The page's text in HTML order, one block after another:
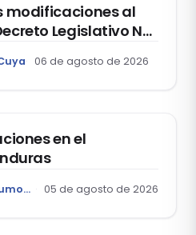
modificaciones al
Legislativo Nº
el Régimen de
06 de agosto de 2026
en el
Austin Ricardo Beaumont Rivera 05 de agosto de 2026